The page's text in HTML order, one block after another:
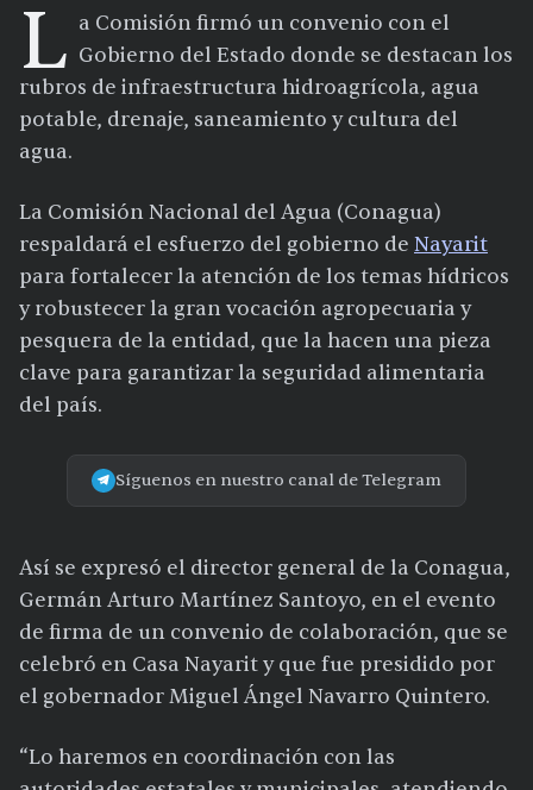
L a Comisión firmó un convenio con el
Gobierno del Estado donde se destacan los
rubros de infraestructura hidroagrícola, agua
potable, drenaje, saneamiento y cultura del
agua.
La Comisión Nacional del Agua (Conagua)
respaldará el esfuerzo del gobierno de Nayarit
para fortalecer la atención de los temas hídricos
y robustecer la gran vocación agropecuaria y
pesquera de la entidad, que la hacen una pieza
clave para garantizar la seguridad alimentaria
del país.
Síguenos en nuestro canal de Telegram
Así se expresó el director general de la Conagua,
Germán Arturo Martínez Santoyo, en el evento
de firma de un convenio de colaboración, que se
celebró en Casa Nayarit y que fue presidido por
el gobernador Miguel Ángel Navarro Quintero.
“Lo haremos en coordinación con las